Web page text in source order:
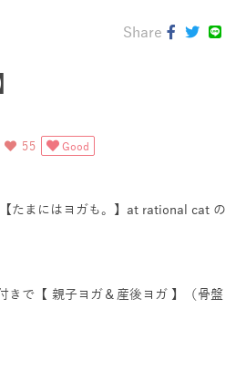
55 Good
Share
【たまにはヨガも。】at rational cat の
きで【 親子ヨガ＆産後ヨガ 】（骨盤